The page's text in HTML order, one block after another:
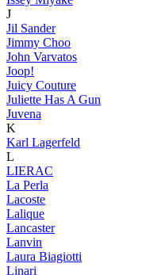
J
Jil Sander
Jimmy Choo
John Varvatos
Joop!
Juicy Couture
Juliette Has A Gun
Juvena
K
Karl Lagerfeld
L
LIERAC
La Perla
Lacoste
Lalique
Lancaster
Lanvin
Laura Biagiotti
Linari